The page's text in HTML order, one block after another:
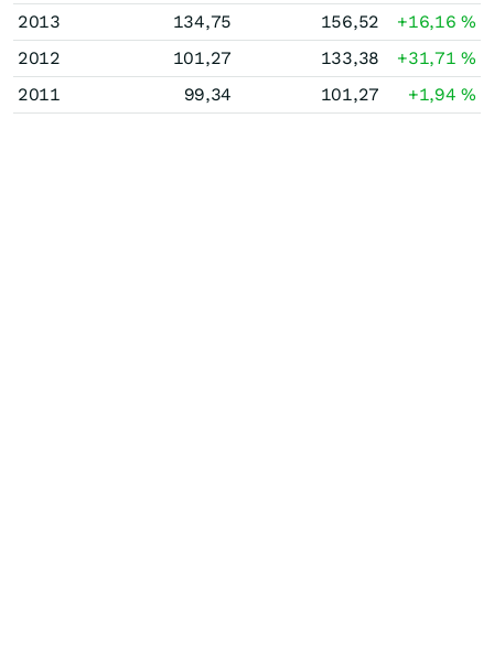
2013
134,75 156,52 +16,16%
2012
101,27 133,38 +31,71%
2011
99,34 101,27 +1,94%